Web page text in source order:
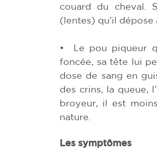
couard du cheval.
(lentes) qu’il dépose
• Le pou piqueur
foncée, sa tête lui
dose de sang en
des crins, la queue,
broyeur, il est
nature.
Les symptômes